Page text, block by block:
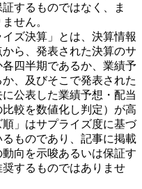
するものではなく、ま
せん。
ズ決算」とは、決算情報
ら、発表された決算のサ
四半期であるか、業績予
、及びそこで発表された
公表した業績予想・配当
較を数値化し判定）が高
」はサプライズ度に基づ
ものであり、記事に掲載
向を示唆あるいは保証す
するものではありませ